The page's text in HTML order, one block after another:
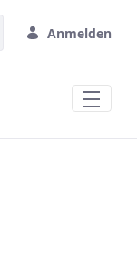
Anmelden